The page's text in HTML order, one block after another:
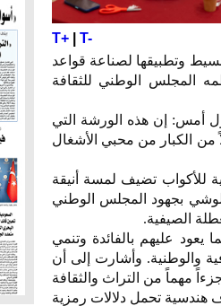
T+| T-
وتطبيقها لصناعة قواعد
فعاليات مهرجان (صيفي ثقافي 17) الذي ينظمه المجلس الوطني للثقافة
أمس: إن هذه الورشة التي
من الكبار من محبي الأشغال
للأكواب تضيف لمسة أنيقة
بجهود المجلس الوطني
الصيفية.
عليهم بالفائدة وتنمي
والوطنية. وأشارت إلى أن
مهماً من التراث والثقافة
هندسية تحمل دلالات رمزية